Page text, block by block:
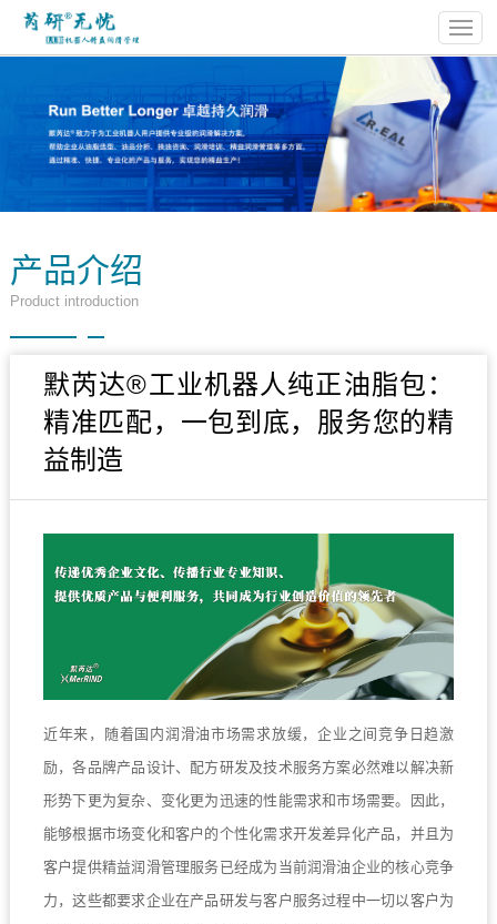
产品介绍
Product introduction
默芮达®工业机器人纯正油脂包：
精准匹配，一包到底，服务您的精
益制造
近年来，随着国内润滑油市场需求放缓，企业之间竞争日趋激
励，各品牌产品设计、配方研发及技术服务方案必然难以解决新
形势下更为复杂、变化更为迅速的性能需求和市场需要。因此，
能够根据市场变化和客户的个性化需求开发差异化产品，并且为
客户提供精益润滑管理服务已经成为当前润滑油企业的核心竞争
力，这些都要求企业在产品研发与客户服务过程中一切以客户为